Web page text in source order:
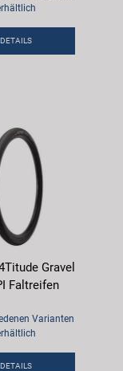
DETAILS
Gravel
Faltreifen
Varianten
DETAILS